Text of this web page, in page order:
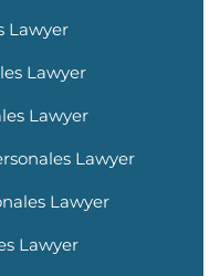
Lawyer
Lawyer
Lawyer
Lawyer
Lawyer
Lawyer